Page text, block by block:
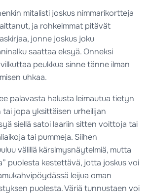
mitalisti joskus nimmarikortteja
ja rohkeimmat pitävät
jonne joskus joku
saattaa eksyä. Onneksi
peukkua sinne tänne ilman
uhkaa.
palavasta halusta leimautua tietyn
tai jopa yksittäisen urheilijan
siellä satoi laariin sitten voittoja tai
tai pummeja. Siihen
välillä kärsimysnäytelmiä, mutta
puolesta kestettävä, jotta joskus voi
leijua oman
puolesta. Väriä tunnustaen voi